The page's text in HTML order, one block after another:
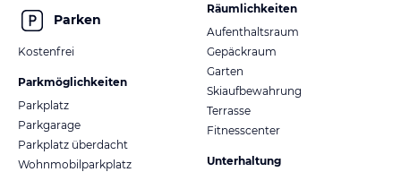
Parken
Kostenfrei
Parkmöglichkeiten
Parkplatz
Parkgarage
Parkplatz überdacht
Wohnmobilparkplatz
Räumlichkeiten
Aufenthaltsraum
Gepäckraum
Garten
Skiaufbewahrung
Terrasse
Fitnesscenter
Unterhaltung